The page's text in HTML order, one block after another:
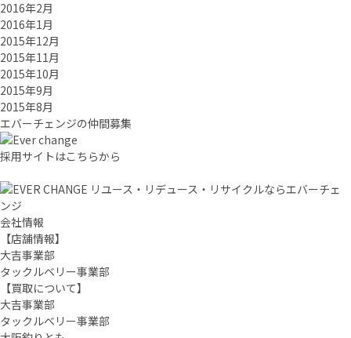
2016年2月
2016年1月
2015年12月
2015年11月
2015年10月
2015年9月
2015年8月
エバーチェ ンジの仲間募集
採用サイトはこちらから
リユース・リデュース・リサイクルならエバーチェ
ンジ
会社情報
【店舗情報】
大吉事業部
タックルベリー事業部
【買取について】
大吉事業部
タックルベリー事業部